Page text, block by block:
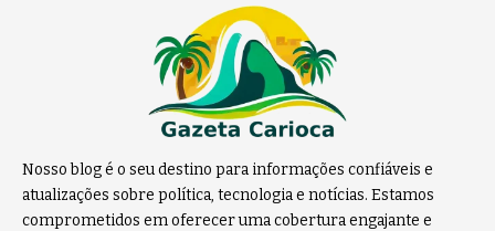
Nosso blog é o seu destino para informações confiáveis e
atualizações sobre política, tecnologia e notícias. Estamos
comprometidos em oferecer uma cobertura engajante e